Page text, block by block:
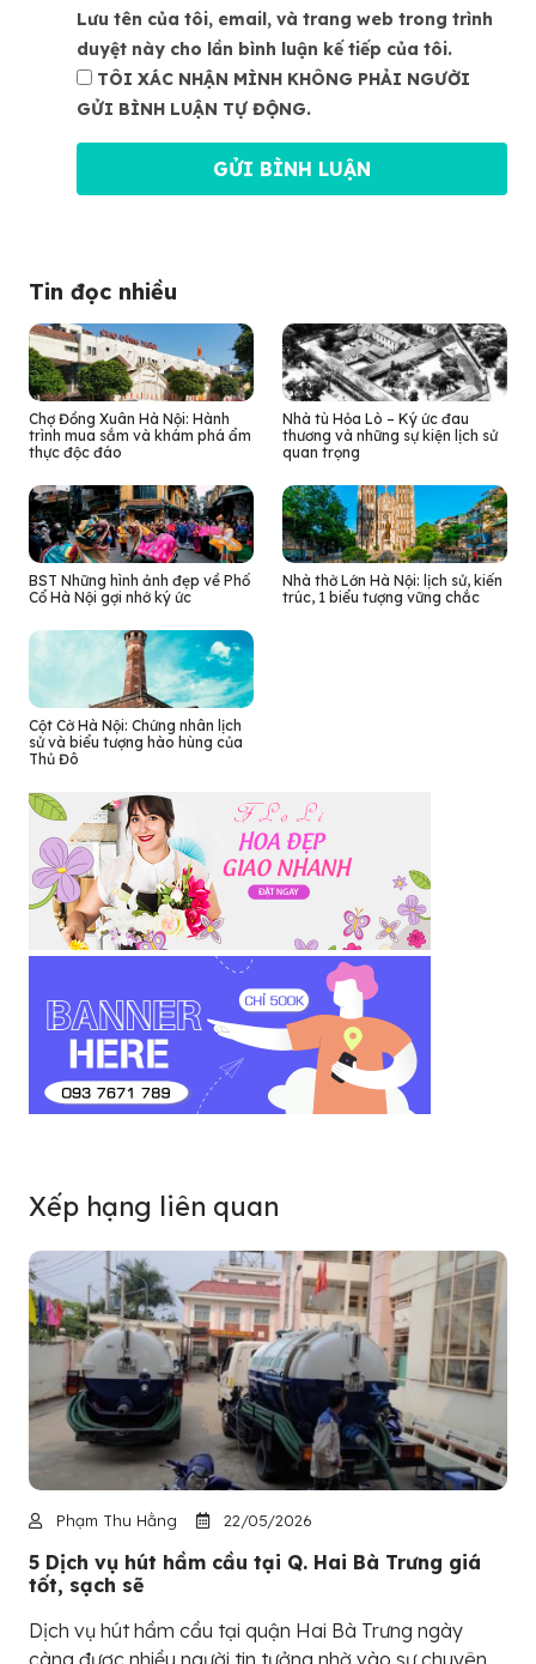
Lưu tên của tôi, email, và trang web trong trình
duyệt này cho lần bình luận kế tiếp của tôi.
TÔI XÁC NHẬN MÌNH KHÔNG PHẢI NGƯỜI
GỬI BÌNH LUẬN TỰ ĐỘNG.
Tin đọc nhiều
Chợ Đồng Xuân Hà Nội: Hành
trình mua sắm và khám phá ẩm
thực độc đáo
Nhà tù Hỏa Lò – Ký ức đau
thương và những sự kiện lịch sử
quan trọng
BST Những hình ảnh đẹp về Phố
Cổ Hà Nội gợi nhớ ký ức
Nhà thờ Lớn Hà Nội: lịch sử, kiến
trúc, 1 biểu tượng vững chắc
Cột Cờ Hà Nội: Chứng nhân lịch
sử và biểu tượng hào hùng của
Thủ Đô
Xếp hạng liên quan
Phạm Thu Hằng 22/05/2026
5 Dịch vụ hút hầm cầu tại Q. Hai Bà Trưng giá
tốt, sạch sẽ
Dịch vụ hút hầm cầu tại quận Hai Bà Trưng ngày
càng được nhiều người tin tưởng nhờ vào sự chuyên